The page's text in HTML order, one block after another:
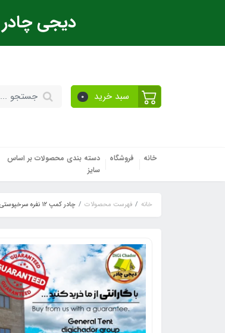
دیجی
سبد خرید 0
خانه فروشگاه
دسته بندی محصولات بر اساس
سایز
خانه فهرست محصولات چادر کمپ ۱۲ نفره سرخپوستی vip(رنگ مشکی) دیجی چادر